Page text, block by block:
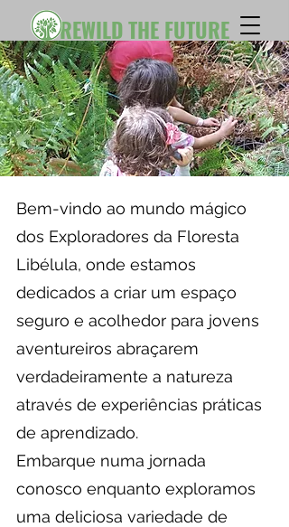
REWILD THE FUTURE
Bem-vindo ao mundo mágico
dos Exploradores da Floresta
Libélula, onde estamos
dedicados a criar um espaço
seguro e acolhedor para jovens
aventureiros abraçarem
verdadeiramente a natureza
através de experiências práticas
de aprendizado.
Embarque numa jornada
conosco enquanto exploramos
uma deliciosa variedade de